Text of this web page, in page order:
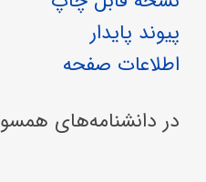
پیوند پایدار
اطلاعات صفحه
در دانشنامه‌های همسو